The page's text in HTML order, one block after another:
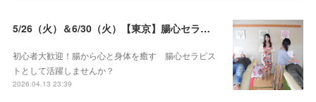
5/26（火）＆6/30（火）【東京】腸心セラピスト養成コース《２日間コース》開講決定
初心者大歓迎！腸から心と身体を癒す 腸心セラピス
トとして活躍しませんか？
2026.04.13 23:39